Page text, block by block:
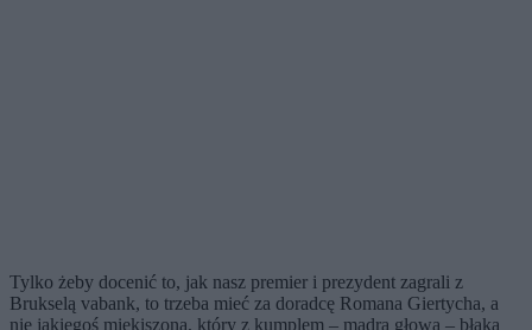
Tylko żeby docenić to, jak nasz premier i prezydent zagrali z
Brukselą vabank, to trzeba mieć za doradcę Romana Giertycha, a
nie jakiegoś miękiszona, który z kumplem – mądra głowa – błąka